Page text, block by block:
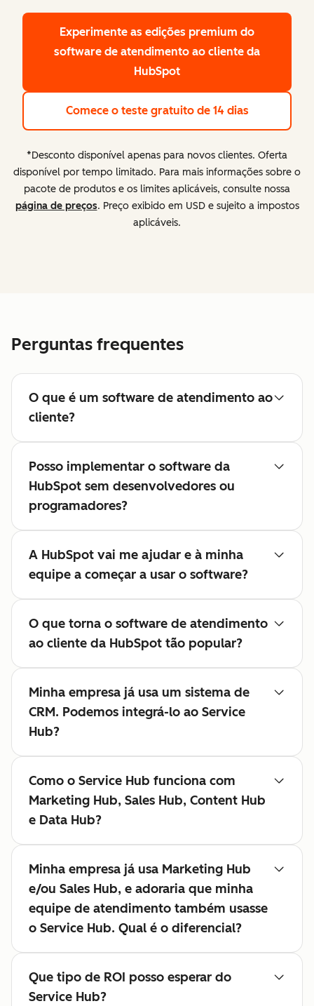
Experimente as edições premium do
software de atendimento ao cliente da
HubSpot
Comece o teste gratuito de 14 dias
*Desconto disponível apenas para novos clientes. Oferta
disponível por tempo limitado. Para mais informações sobre o
pacote de produtos e os limites aplicáveis, consulte nossa
página de preços. Preço exibido em USD e sujeito a impostos
aplicáveis.
Perguntas frequentes
O que é um software de atendimento ao
cliente?
Posso implementar o software da
HubSpot sem desenvolvedores ou
programadores?
A HubSpot vai me ajudar e à minha
equipe a começar a usar o software?
O que torna o software de atendimento
ao cliente da HubSpot tão popular?
Minha empresa já usa um sistema de
CRM. Podemos integrá-lo ao Service
Hub?
Como o Service Hub funciona com
Marketing Hub, Sales Hub, Content Hub
e Data Hub?
Minha empresa já usa Marketing Hub
e/ou Sales Hub, e adoraria que minha
equipe de atendimento também usasse
o Service Hub. Qual é o diferencial?
Que tipo de ROI posso esperar do
Service Hub?